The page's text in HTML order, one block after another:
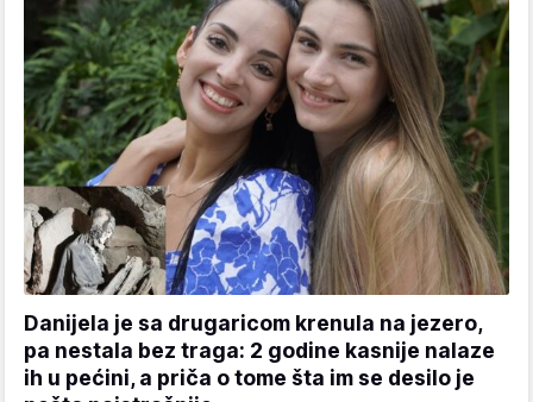
Danijela je sa drugaricom krenula na jezero,
pa nestala bez traga: 2 godine kasnije nalaze
ih u pećini, a priča o tome šta im se desilo je